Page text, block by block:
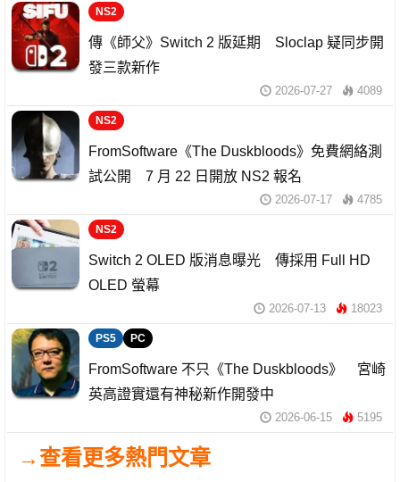
NS2
傳《師父》Switch 2 版延期 Sloclap 疑同步開
發三款新作
2026-07-27 4089
NS2
FromSoftware《The Duskbloods》免費網絡測
試公開 7 月 22 日開放 NS2 報名
2026-07-17 4785
NS2
Switch 2 OLED 版消息曝光 傳採用 Full HD
OLED 螢幕
2026-07-13 18023
PS5 PC
FromSoftware 不只《The Duskbloods》 宮崎
英高證實還有神秘新作開發中
2026-06-15 5195
→查看更多熱門文章